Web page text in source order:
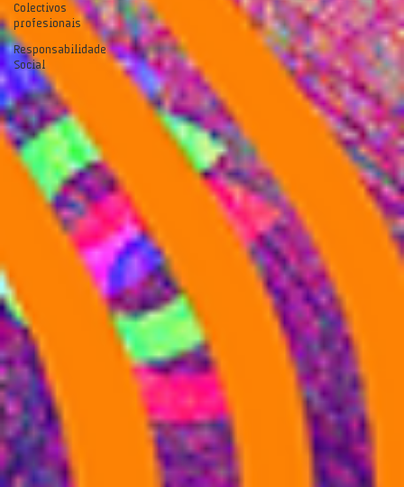
Colectivos
profesionais
Responsabilidade
Social